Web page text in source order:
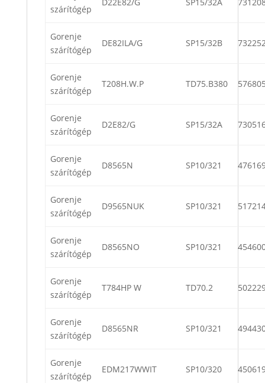
szárítógép
D22E82/G SP15/32A
Gorenje
szárítógép
DE82ILA/G SP15/32B
Gorenje
szárítógép
T208H.W.P TD75.B380
Gorenje
szárítógép
D2E82/G SP15/32A
Gorenje
szárítógép
D8565N SP10/321
Gorenje
szárítógép
D9565NUK SP10/321
Gorenje
szárítógép
D8565NO SP10/321
Gorenje
szárítógép
T784HP W TD70.2
Gorenje
szárítógép
D8565NR SP10/321
Gorenje
szárítógép
EDM217WWIT SP10/320